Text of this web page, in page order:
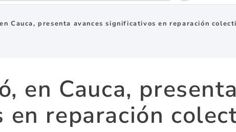
Cauca, presenta avances significativos en reparación
en Cauca,
reparación